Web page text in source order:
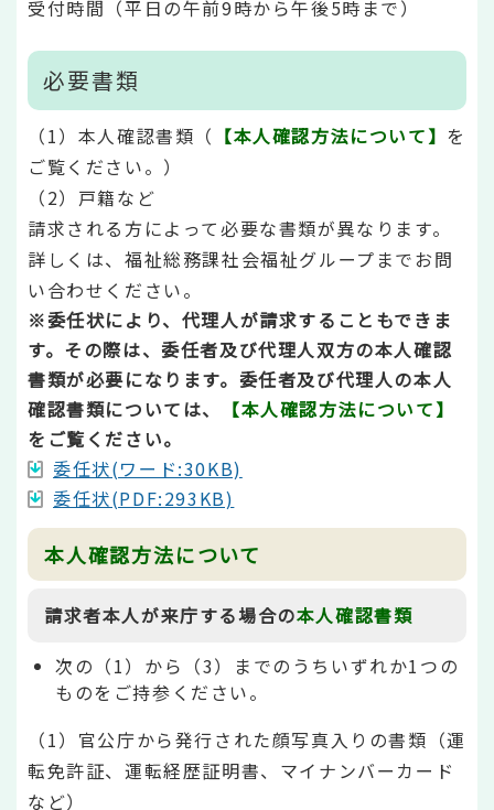
受付時間（平日の午前9時から午後5時まで）
必要書類
（1）本人確認書類（ 【本人確認方法について】 を
ご覧ください。）
（2）戸籍など
請求される方によって必要な書類が異なります。
詳しくは、福祉総務課社会福祉グループまでお問
い合わせください。
※委任状により、代理人が請求することもできま
す。その際は、委任者及び代理人双方の本人確認
書類が必要になります。委任者及び代理人の本人
確認書類については、
【本人確認方法について】
をご覧ください。
委任状(ワード:30KB)
委任状(PDF:293KB)
本人確認方法について
請求者本人が来庁する場合の本人確認書類
次の（1）から（3）までのうちいずれか1つの
ものをご持参ください。
（1）官公庁から発行された顔写真入りの書類（運
転免許証、運転経歴証明書、マイナンバーカード
など）